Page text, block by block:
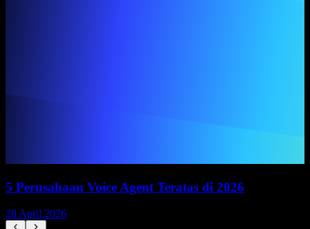
5 Perusahaan Voice Agent Teratas di 2026
28 April 2026